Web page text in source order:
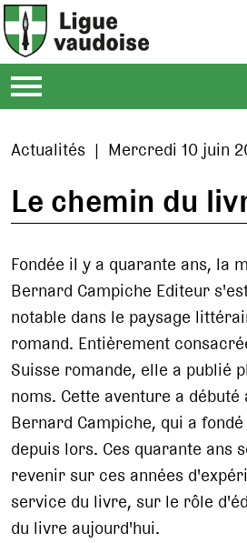
Actualités | Mercredi 10 juin
Le chemin du
Fondée il y a quarante ans, la
Bernard Campiche Editeur
notable dans le paysage
romand. Entièrement
Suisse romande, elle a publié
noms. Cette aventure a
Bernard Campiche, qui a
depuis lors. Ces quarante ans
revenir sur ces années
service du livre, sur le rôle
du livre aujourd'hui.